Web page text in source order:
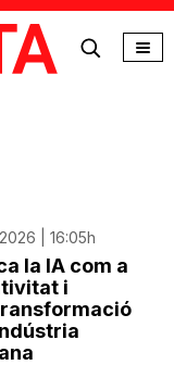
| 16:05h
la IA com a
i